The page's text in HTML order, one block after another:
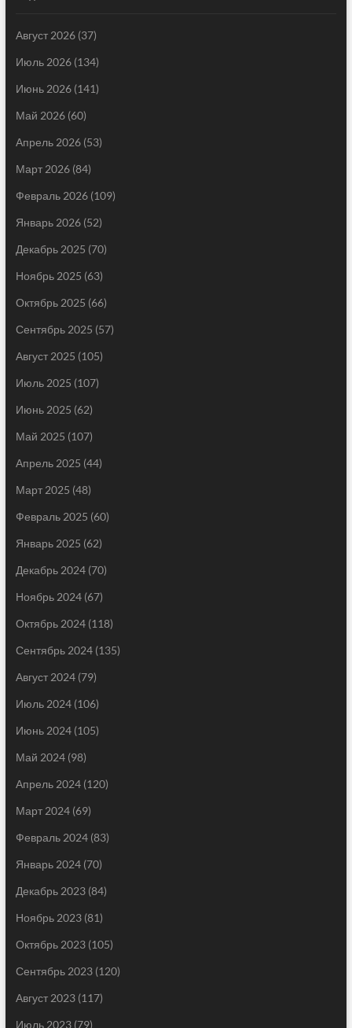
Август 2026(37)
Июль 2026(134)
Июнь 2026(141)
Май 2026(60)
Апрель 2026(53)
Март 2026(84)
Февраль 2026(109)
Январь 2026(52)
Декабрь 2025 (70)
Ноябрь 2025 (63)
Октябрь 2025 (66)
Сентябрь 2025 (57)
Август 2025 (105)
Июль 2025 (107)
Июнь 2025 (62)
Май 2025 (107)
Апрель 2025 (44)
Март 2025 (48)
Февраль 2025 (60)
Январь 2025 (62)
Декабрь 2024(70)
Ноябрь 2024(67)
Октябрь 2024(118)
Сентябрь 2024(135)
Август 2024(79)
Июль 2024(106)
Июнь 2024(105)
Май 2024(98)
Апрель 2024(120)
Март 2024(69)
Февраль 2024(83)
Январь 2024(70)
Декабрь 2023(84)
Ноябрь 2023(81)
Октябрь 2023(105)
Сентябрь 2023(120)
Август 2023(117)
Июль 2023(79)